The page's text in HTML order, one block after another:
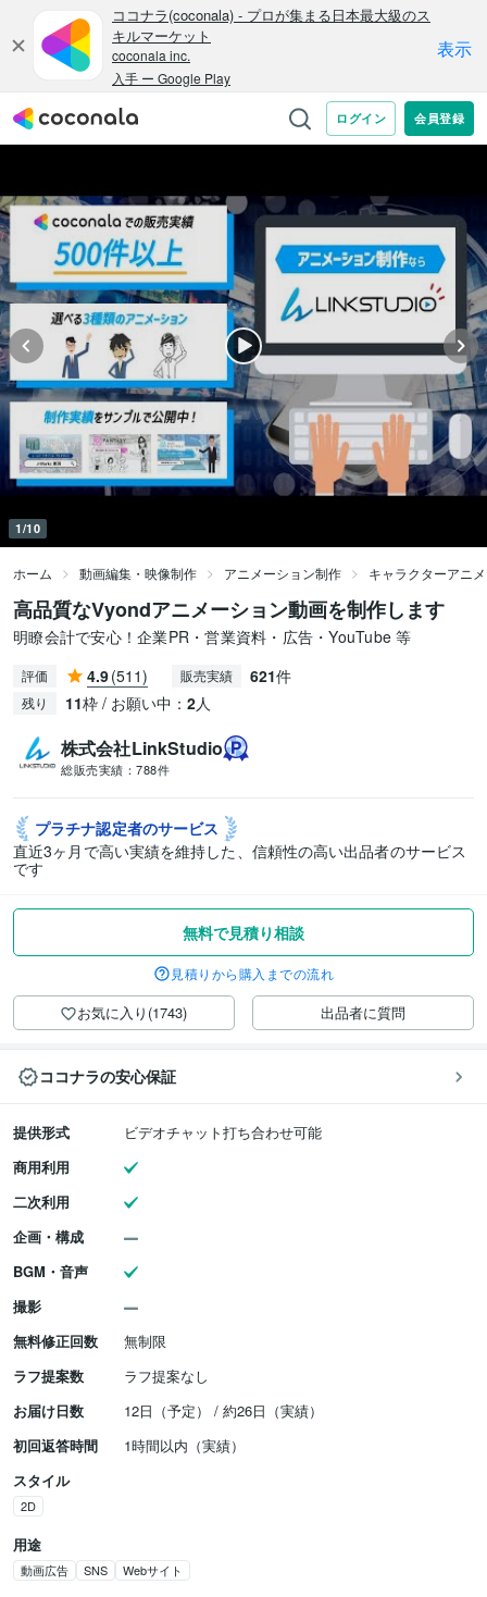
1/10
ホーム 動画編集・映像制作 アニメーション制作 キャラクターアニ
高品質なVyondアニメーション動画を制作します
明瞭会計で安心！企業PR・営業資料・広告・YouTube 等
評価 4.9(511) 販売実績 621件
残り 11枠 / お願い中： 2人
株式会社LinkStudio
総販売実績： 788件
プラチナ認定者のサービス
直近3ヶ月で高い実績を維持した、信頼性の高い出品者のサービス
です
無料で見積り相談
見積りから購入までの流れ
お気に入り(1743) 出品者に質問
ココナラの安心保証
提供形式
ビデオチャット打ち合わせ可能
商用利用
二次利用
企画・構成
BGM・音声
撮影
無料修正回数
無制限
ラフ提案数
ラフ提案なし
お届け日数
12日（予定） / 約26日（実績）
初回返答時間
1時間以内（実績）
スタイル
2D
用途
動画広告 SNS Webサイト